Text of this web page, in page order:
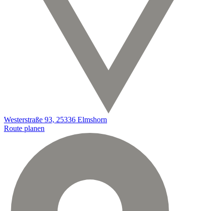
Westerstraße 93, 25336 Elmshorn
Route planen